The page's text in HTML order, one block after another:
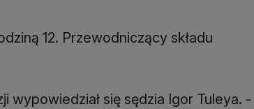
12. Przewodniczący składu
wypowiedział się sędzia Igor Tuleya. -